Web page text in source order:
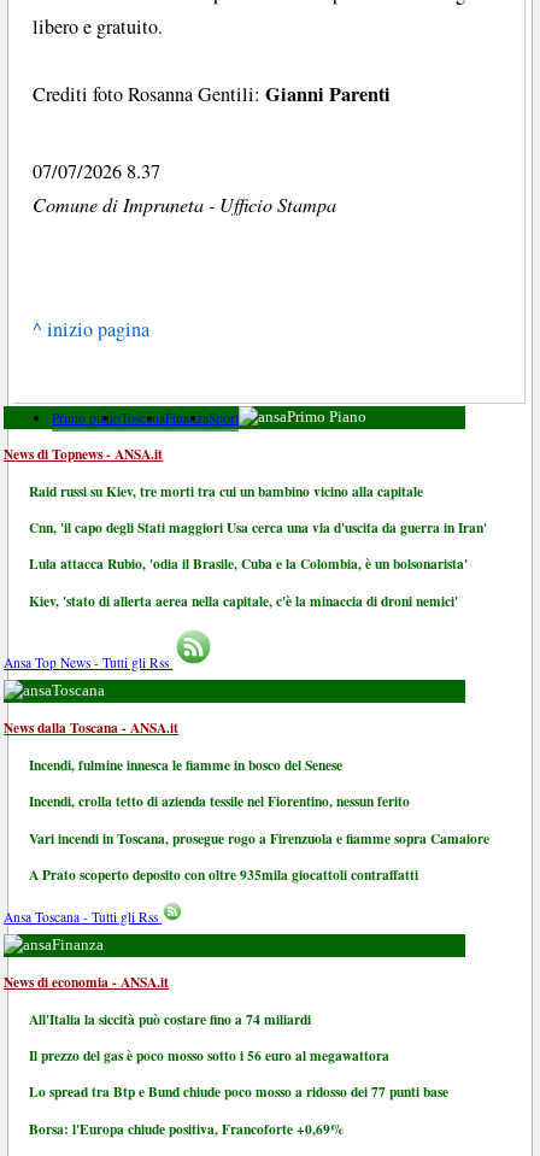
libero e gratuito.
Crediti foto Rosanna Gentili:Gianni Parenti
07/07/2026 8.37
Comune di Impruneta - Ufficio Stampa
^ inizio pagina
Primo pianoToscanaFinanzaSport Primo Piano
News di Topnews - ANSA.it
Raid russi su Kiev, tre morti tra cui un bambino vicino alla capitale
Cnn, 'il capo degli Stati maggiori Usa cerca una via d'uscita da guerra in Iran'
Lula attacca Rubio, 'odia il Brasile, Cuba e la Colombia, è un bolsonarista'
Kiev, 'stato di allerta aerea nella capitale, c'è la minaccia di droni nemici'
Ansa Top News - Tutti gli Rss
Toscana
News dalla Toscana - ANSA.it
Incendi, fulmine innesca le fiamme in bosco del Senese
Incendi, crolla tetto di azienda tessile nel Fiorentino, nessun ferito
Vari incendi in Toscana, prosegue rogo a Firenzuola e fiamme sopra Camaiore
A Prato scoperto deposito con oltre 935mila giocattoli contraffatti
Ansa Toscana - Tutti gli Rss
Finanza
News di economia - ANSA.it
All'Italia la siccità può costare fino a 74 miliardi
Il prezzo del gas è poco mosso sotto i 56 euro al megawattora
Lo spread tra Btp e Bund chiude poco mosso a ridosso dei 77 punti base
Borsa: l'Europa chiude positiva, Francoforte +0,69%